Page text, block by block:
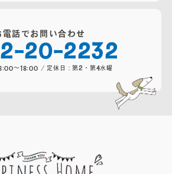
電話でお問い合わせ
20-2232
～18:00 / 定休日：第2・第4水曜